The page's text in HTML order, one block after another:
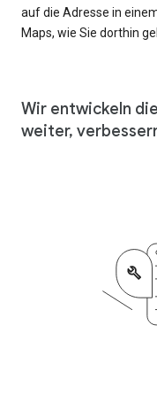
auf die Adresse in
Maps, wie Sie dorthin
Wir entwickeln
weiter,